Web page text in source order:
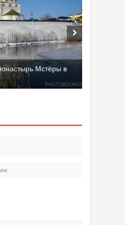
Мстёры в